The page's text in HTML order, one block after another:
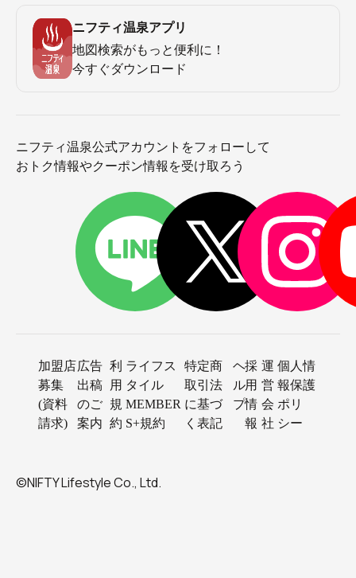
ニフティ温泉アプリ
地図検索がもっと便利に！
今すぐダウンロード
ニフティ温泉公式アカウントをフォローして
おトク情報やクーポン情報を受け取ろう
加盟店
募集
(資料
請求)
広告
出稿
のご
案内
利
用
規
約
ライフス
タイル
MEMBER
S+規約
特定商
取引法
に基づ
く表記
ヘ
ル
プ
採
用
情
報
運
営
会
社
個人情
報保護
ポリ
シー
©NIFTY Lifestyle Co., Ltd.